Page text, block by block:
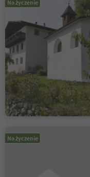
Na życzenie
Na życzenie